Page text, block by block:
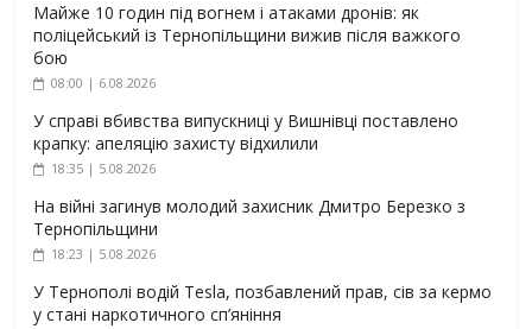
Майже 10 годин під вогнем і атаками дронів: як
поліцейський із Тернопільщини вижив після важкого
бою
08:00 | 6.08.2026
У справі вбивства випускниці у Вишнівці поставлено
крапку: апеляцію захисту відхилили
18:35 | 5.08.2026
На війні загинув молодий захисник Дмитро Березко з
Тернопільщини
18:23 | 5.08.2026
У Тернополі водій Tesla, позбавлений прав, сів за кермо
у стані наркотичного сп’яніння